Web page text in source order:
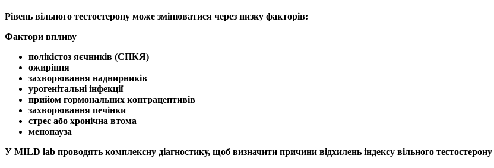
Рівень вільного тестостерону може змінюватися через низку факторів:
Фактори впливу
полікістоз яєчників (СПКЯ)
ожиріння
захворювання наднирників
урогенітальні інфекції
прийом гормональних контрацептивів
захворювання печінки
стрес або хронічна втома
менопауза
У MILD lab проводять комплексну діагностику, щоб визначити причини відхилень індексу вільного тестостерону